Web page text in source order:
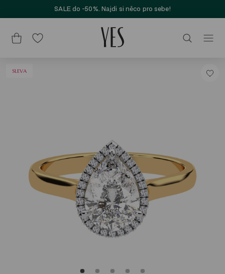
SALE do -50%. Najdi si něco pro sebe!
SLEVA